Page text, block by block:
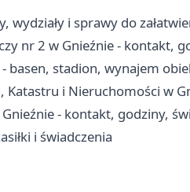
i sprawy do
nr 2 w Gnieźnie - kontakt,
basen, stadion, wynajem
i Nieruchomości w
- kontakt, godziny,
i świadczenia